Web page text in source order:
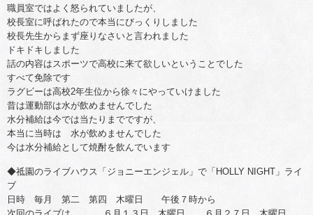
職員室ではよく怒られていましたが、
校長室に呼ばれたので本当にびっくりしました
校長先生からまず座りなさいと言われました
ドキドキしました
話の内容はスポーツで高校に来て欲しいということでした
すべて免除です
ラグビーは高校2年生位から徐々にやっていけました
昔は運動部は水が飲めませんでした
水分補給は今では当たりまでですが、
本当に当時は 水が飲めませんでした
今は水分補給として焼酎を飲んでいます
◆祗園のライブハウス「ジョニーエンジェル」で「HOLLY NIGHT」ライ
ブ
日時 毎月 第二 第四 木曜日 午後７時から